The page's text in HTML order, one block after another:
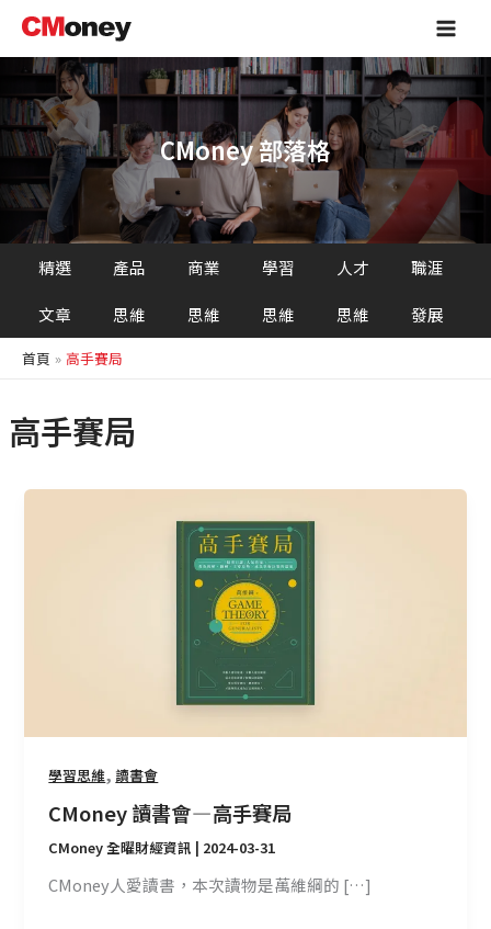
主
容
Main
CMoney 部落格
精選
文章
產品
思維
商業
思維
學習
思維
人才
思維
職涯
發展
首頁 高手賽局
高手賽局
學習思維,讀書會
CMoney 讀書會 — 高手賽局
CMoney 全曜財經資訊 | 2024-03-31
CMoney人愛讀書，本次讀物是萬維綱的 […]